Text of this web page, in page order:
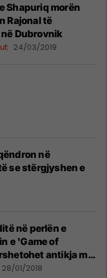
Shapuriq morën
Rajonal të
Dubrovnik
24/03/2019
në
se stërgjyshen e
në perlën e
e 'Game of
antikja me
Video)
28/01/2018